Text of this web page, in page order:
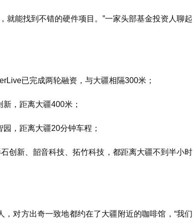
就能找到不错的硬件项目。”一家头部基金投资人聊起
已完成两轮融资，与大疆相隔300米；
，距离大疆400米；
，距离大疆20分钟车程；
创新、韶音科技、拓竹科技，都距离大疆不到半小时
对方出奇一致地都约在了大疆附近的咖啡馆，“我们